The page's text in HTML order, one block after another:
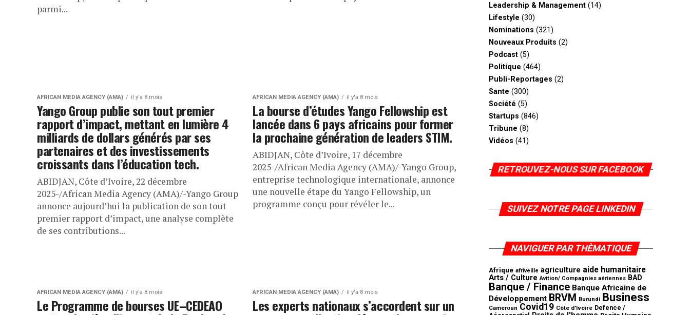
parmi...
AFRICAN MEDIA AGENCY (AMA) il y'a 8 mois
Yango Group publie son tout premier
rapport d’impact, mettant en lumière 4
milliards de dollars générés par ses
partenaires et des investissements
croissants dans l’éducation tech.
ABIDJAN, Côte d’Ivoire, 22 décembre
2025-/African Media Agency (AMA)/-Yango Group
annonce aujourd’hui la publication de son tout
premier rapport d’impact, une analyse complète
de ses contributions...
AFRICAN MEDIA AGENCY (AMA) il y'a 8 mois
La bourse d’études Yango Fellowship est
lancée dans 6 pays africains pour former
la prochaine génération de leaders STIM.
ABIDJAN, Côte d’Ivoire, 17 décembre
2025-/African Media Agency (AMA)/-Yango Group,
entreprise technologique internationale, annonce
une nouvelle étape du Yango Fellowship, un
programme conçu pour révéler le...
AFRICAN MEDIA AGENCY (AMA) il y'a 8 mois
Le Programme de bourses UE–CEDEAO
AFRICAN MEDIA AGENCY (AMA) il y'a 8 mois
Les experts nationaux s’accordent sur un
Leadership & Management (14)
Lifestyle (30)
Nominations (321)
Nouveaux Produits (2)
Podcast (5)
Politique (464)
Publi-Reportages (2)
Sante (300)
Société (5)
Startups (846)
Tribune (8)
Vidéos (41)
RETROUVEZ-NOUS SUR FACEBOOK
SUIVEZ NOTRE PAGE LINKEDIN
NAVIGUER PAR THÈMATIQUE
Afrique afriveille agriculture aide humanitaire
Arts / Culture Avition/ Compagnies aériennes BAD
Banque / Finance Banque Africaine de
Développement BRVM Burundi Business
Cameroun Covid19 Côte d'Ivoire Defence /